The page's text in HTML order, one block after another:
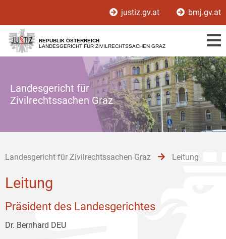
[1]
[2]
[3]
justiz.gv.at bmj.gv.at
REPUBLIK ÖSTERREICH
LANDESGERICHT FÜR ZIVILRECHTSSACHEN GRAZ
Landesgericht für
Zivilrechtssachen Graz
Landesgericht für Zivilrechtssachen Graz Leitung
Leitung
Präsident des Landesgerichtes
Dr. Bernhard DEU